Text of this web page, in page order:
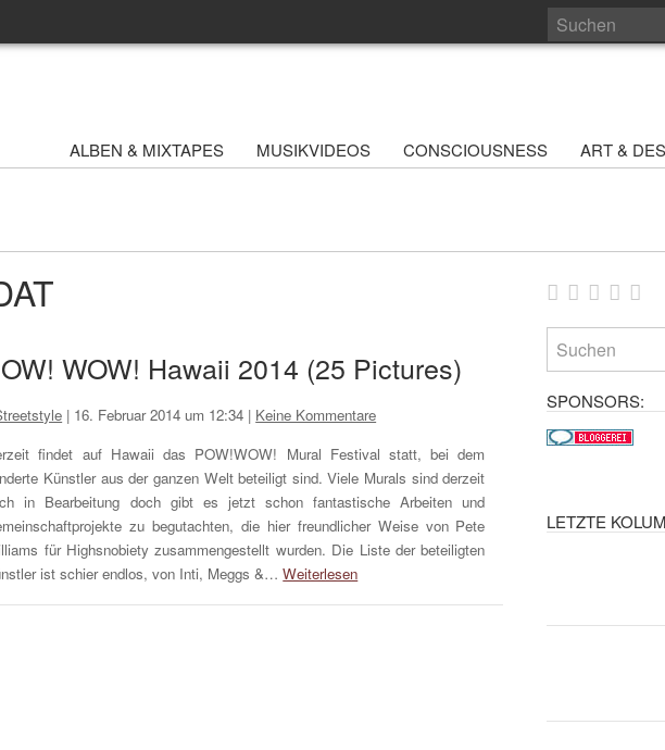
ALBEN & MIXTAPES MUSIKVIDEOS CONSCIOUSNESS ART &
WOW! Hawaii 2014 (25 Pictures)
| 16. Februar 2014 um 12:34 | Keine Kommentare
findet auf Hawaii das POW!WOW! Mural Festival statt, bei dem
Künstler aus der ganzen Welt beteiligt sind. Viele Murals sind derzeit
in Bearbeitung doch gibt es jetzt schon fantastische Arbeiten und
zu begutachten, die hier freundlicher Weise von Pete
für Highsnobiety zusammengestellt wurden. Die Liste der beteiligten
ist schier endlos, von Inti, Meggs &…Weiterlesen
SPONSORS:
LETZTE